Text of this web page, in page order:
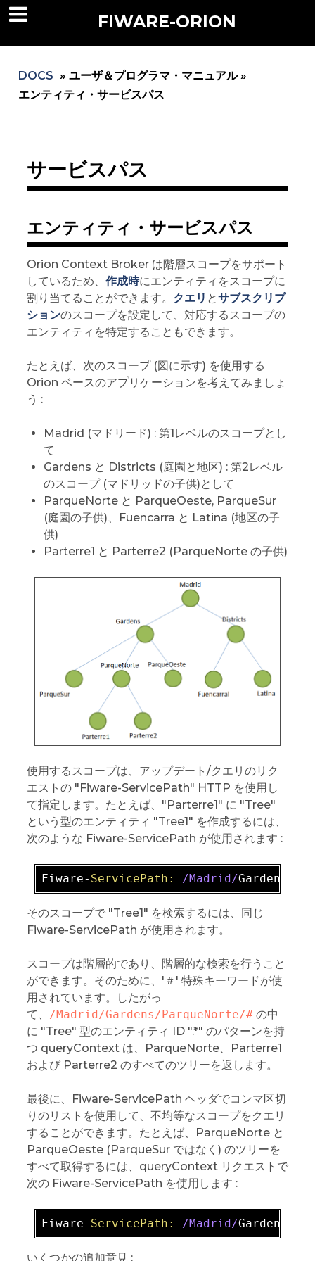
FIWARE-ORION
DOCS » ユーザ＆プログラマ・マニュアル »
エンティティ・サービスパス
サービスパス
エンティティ・サービスパス
Orion Context Broker は階層スコープをサポート
しているため、 作成時にエンティティをスコープに
割り当てることができます。 クエリ とサブスクリプ
ションのスコープを設定して、対応するスコープの
エンティティを特定することもできます。
たとえば、次のスコープ (図に示す) を使用する
Orion ベースのアプリケーションを考えてみましょ
う :
Madrid (マドリード) : 第1レベルのスコープとし
て
Gardens と Districts (庭園と地区) : 第2レベル
のスコープ (マドリッドの子供)として
ParqueNorte と ParqueOeste, ParqueSur
(庭園の子供)、Fuencarra と Latina (地区の子
供)
Parterre1 と Parterre2 (ParqueNorte の子供)
使用するスコープは、アップデート/クエリのリク
エストの "Fiware-ServicePath" HTTP を使用し
て指定します。たとえば、"Parterre1" に "Tree"
という型のエンティティ "Tree1" を作成するには、
次のような Fiware-ServicePath が使用されます :
Fiware- ServicePath: /Madrid/Gardens
そのスコープで "Tree1" を検索するには、同じ
Fiware-ServicePath が使用されます。
スコープは階層的であり、階層的な検索を行うこと
ができます。そのために、'＃' 特殊キーワードが使
用されています。したがっ
て、 /Madrid/Gardens/ParqueNorte/#の中
に "Tree" 型のエンティティ ID ".*" のパターンを持
つ queryContext は、ParqueNorte、Parterre1
および Parterre2 のすべてのツリーを返します。
最後に、Fiware-ServicePath ヘッダでコンマ区切
りのリストを使用して、不均等なスコープをクエリ
することができます。たとえば、ParqueNorte と
ParqueOeste (ParqueSur ではなく) のツリーを
すべて取得するには、queryContext リクエストで
次の Fiware-ServicePath を使用します :
Fiware- ServicePath: /Madrid/Gardens
いくつかの追加意見 :